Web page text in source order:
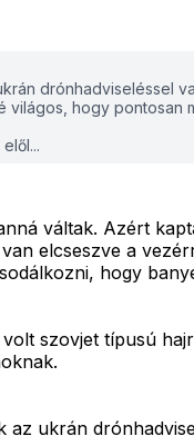
drónhadviseléssel
hogy pontosan
váltak. Azért
elcseszve a
hogy
szovjet típusú
ukrán